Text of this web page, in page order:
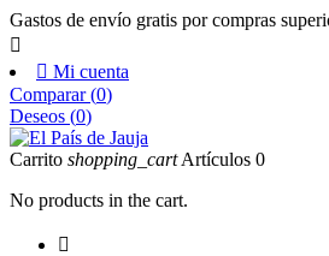
Gastos de envío gratis por compras

 Mi cuenta
Comparar (0)
Deseos (0)
Carrito shopping_cart Artículos 0
No products in the cart.
